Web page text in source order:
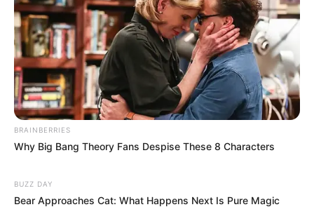
BRAINBERRIES
Why Big Bang Theory Fans Despise These 8 Characters
BUZZ DAY
Bear Approaches Cat: What Happens Next Is Pure Magic